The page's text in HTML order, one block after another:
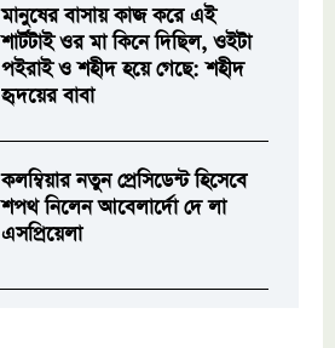
মানুষের বাসায় কাজ করে এই
শার্টটাই ওর মা কিনে দিছিল, ওইটা
পইরাই ও শহীদ হয়ে গেছে: শহীদ
হৃদয়ের বাবা
কলম্বিয়ার নতুন প্রেসিডেন্ট হিসেবে
শপথ নিলেন আবেলার্দো দে লা
এসপ্রিয়েলা